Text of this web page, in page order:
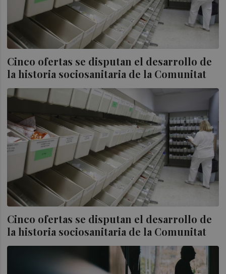
Cinco ofertas se disputan el desarrollo de
la historia sociosanitaria de la Comunitat
Cinco ofertas se disputan el desarrollo de
la historia sociosanitaria de la Comunitat